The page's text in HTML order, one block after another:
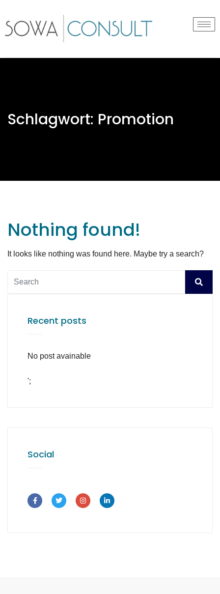
Schlagwort: Promotion
Nothing found!
It looks like nothing was found here. Maybe try a search?
Recent posts
No post avainable
';
Social